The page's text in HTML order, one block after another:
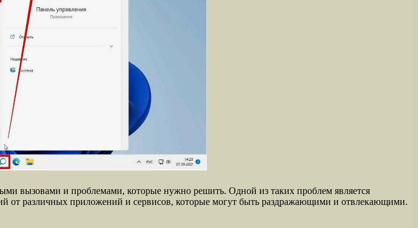
вызовами и проблемами, которые нужно решить. Одной из таких проблем является
от различных приложений и сервисов, которые могут быть раздражающими и отвлекающими.